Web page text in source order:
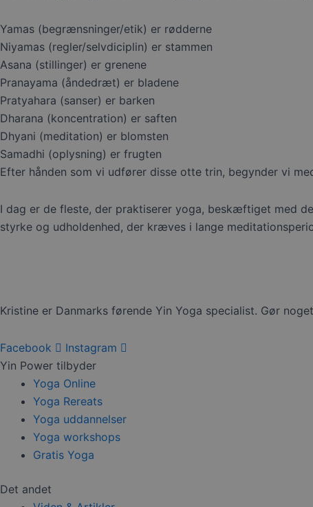
Yamas (begrænsninger/etik) er rødderne
Niyamas (regler/selvdiciplin) er stammen
Asana (stillinger) er grenene
Pranayama (åndedræt) er bladene
Pratyahara (sanser) er barken
Dharana (koncentration) er saften
Dhyani (meditation) er blomsten
Samadhi (oplysning) er frugten
Efter hånden som vi udfører disse otte trin, begynder vi
I dag er de fleste, der praktiserer yoga, beskæftiget med
styrke og udholdenhed, der kræves i lange
Kristine er Danmarks førende Yin Yoga specialist. Gør
Facebook
Instagram
Yin Power tilbyder
Yoga Online
Yoga Rereats
Yoga uddannelser
Yoga workshops
Gratis Yoga
Det andet